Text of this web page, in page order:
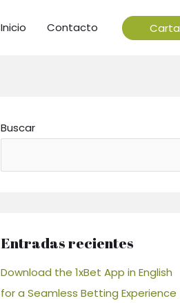
Inicio Contacto Carta
Buscar
Entradas recientes
Download the 1xBet App in English
for a Seamless Betting Experience